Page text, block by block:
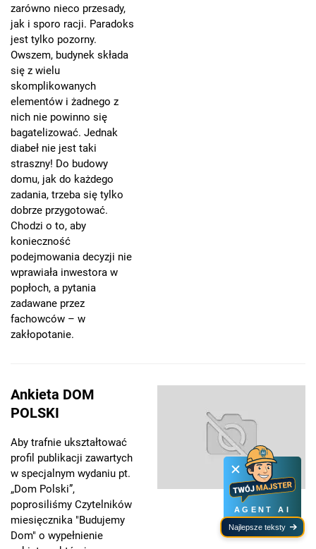
zarówno nieco przesady,
jak i sporo racji. Paradoks
jest tylko pozorny.
Owszem, budynek składa
się z wielu
skomplikowanych
elementów i żadnego z
nich nie powinno się
bagatelizować. Jednak
diabeł nie jest taki
straszny! Do budowy
domu, jak do każdego
zadania, trzeba się tylko
dobrze przygotować.
Chodzi o to, aby
konieczność
podejmowania decyzji nie
wprawiała inwestora w
popłoch, a pytania
zadawane przez
fachowców – w
zakłopotanie.
Ankieta DOM
POLSKI
Aby trafnie ukształtować
profil publikacji zawartych
w specjalnym wydaniu pt.
„Dom Polski”,
poprosiliśmy Czytelników
miesięcznika "Budujemy
Dom" o wypełnienie
AGENT AI
Najlepsze teksty